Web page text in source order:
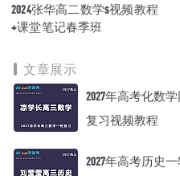
2024张华高二数学s视频教程
+课堂笔记春季班
文章展示
2027年高考化数
复习视频教程
2027年高考历史